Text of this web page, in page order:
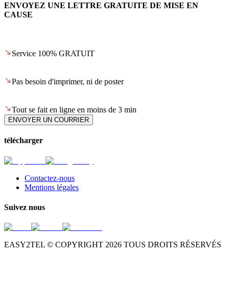
ENVOYEZ UNE LETTRE GRATUITE DE MISE EN
CAUSE
Service 100% GRATUIT
Pas besoin d'imprimer, ni de poster
Tout se fait en ligne en moins de 3 min
ENVOYER UN COURRIER
télécharger
Contactez-nous
Mentions légales
Suivez nous
EASY2TEL © COPYRIGHT 2026 TOUS DROITS RÉSERVÉS